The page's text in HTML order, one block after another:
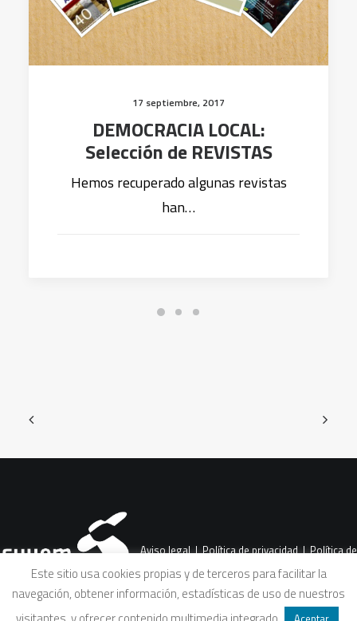
17 septiembre, 2017
DEMOCRACIA LOCAL:
Selección de REVISTAS
Hemos recuperado algunas revistas
han…
Aviso legal|Política de privacidad|Política de
Este sitio usa cookies propias y de terceros para facilitar la
navegación, obtener información, estadísticas de uso de nuestros